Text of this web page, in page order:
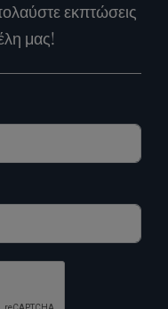
εκπτώσεις
μας!